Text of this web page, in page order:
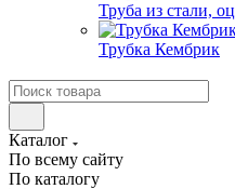
Труба из стали,
Трубка Кембрик
Каталог
По всему сайту
По каталогу